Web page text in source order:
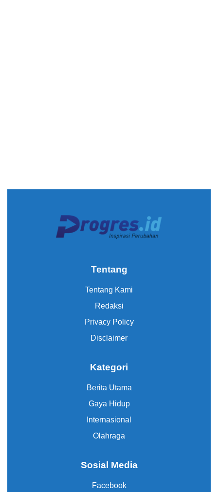
Tentang
Tentang Kami
Redaksi
Privacy Policy
Disclaimer
Kategori
Berita Utama
Gaya Hidup
Internasional
Olahraga
Sosial Media
Facebook